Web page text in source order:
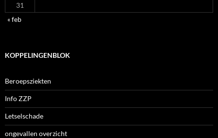
31
« feb
KOPPELINGENBLOK
Beroepsziekten
Info ZZP
Letselschade
ongevallen overzicht